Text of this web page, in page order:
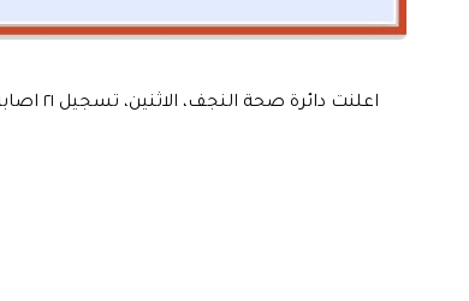
اعلنت دائرة صحة النجف، الاثنين، تسجيل ٢١ اصابة جديدة بفيروس كورونا خلال ال٢٤ ساعة الماضية.